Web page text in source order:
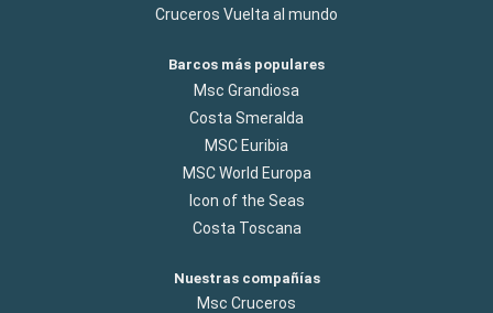
Cruceros Vuelta al mundo
Barcos más populares
Msc Grandiosa
Costa Smeralda
MSC Euribia
MSC World Europa
Icon of the Seas
Costa Toscana
Nuestras compañías
Msc Cruceros